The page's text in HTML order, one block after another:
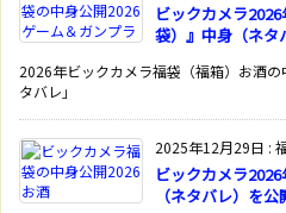
ビックカメラ
袋）』中身（ネタ
2026年ビックカメラ福袋（福箱）お酒
タバレ」
2025年12月29日 :
ビックカメラ
（ネタバレ）を公